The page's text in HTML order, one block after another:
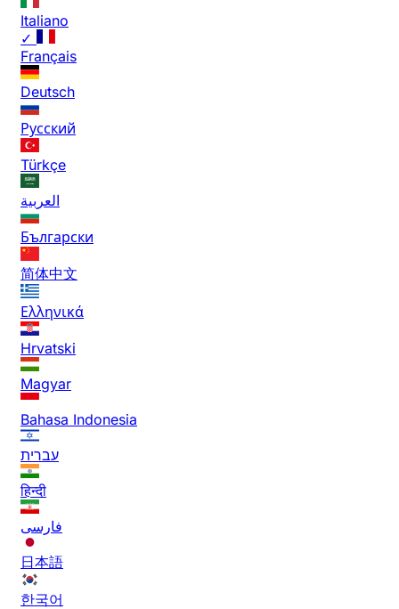
Italiano
✓
Français
Deutsch
Русский
Türkçe
العربية
Български
简体中文
Ελληνικά
Hrvatski
Magyar
Bahasa Indonesia
עברית
हिन्दी
فارسی
日本語
한국어